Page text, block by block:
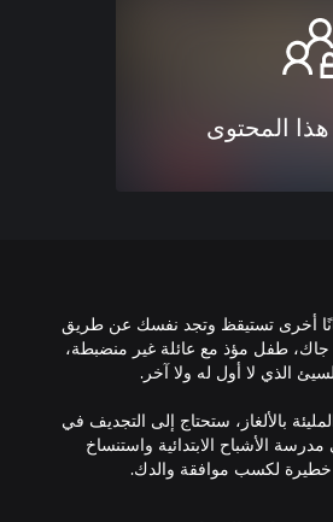
المحتوى
أخرى تستيقظ وتجد نفسك عن طريق
جاك، طفل مؤذ مع عائلة غير منضبطة،
بالألغاز، ستحتاج إلى التجديف في
الأشباح الابتدائية واستنساخ
لكسب موافقة والدك.